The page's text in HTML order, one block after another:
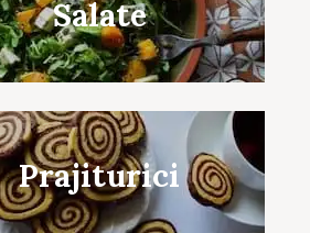
Salate
Prajiturici